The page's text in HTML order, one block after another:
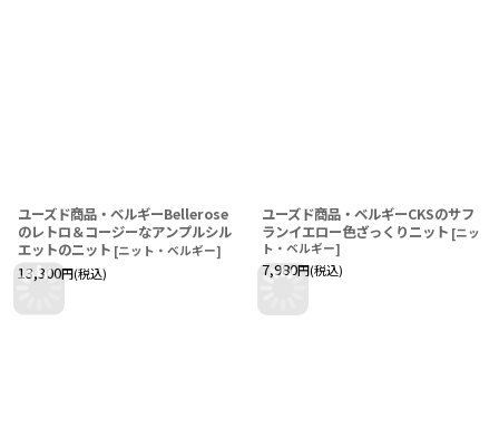
ユーズド商品・ベルギーBellerose
のレトロ＆コージーなアンプルシル
エットのニット [ニット・ベルギー]
13,300円(税込)
ユーズド商品・ベルギーCKSのサフ
ランイエロー色ざっくりニット [ニッ
ト・ベルギー]
7,980円(税込)